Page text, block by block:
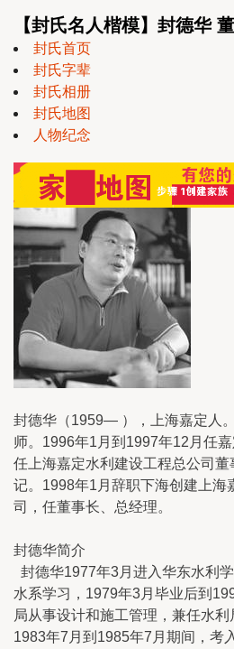
【封氏名人楷模】封德华
封氏首页
封氏字辈
封氏相册
封氏地图
人物纪念
封德华（1959— ），上海嘉定人
师。1996年1月到1997年12月任
任上海嘉定水利建设工程总公司
记。1998年1月辞职下海创建上海
司，任董事长、总经理。
封德华简介
封德华1977年3月进入华东水利
水系学习，1979年3月毕业后到
局从事设计和施工管理，兼任水
1983年7月到1985年7月期间，考